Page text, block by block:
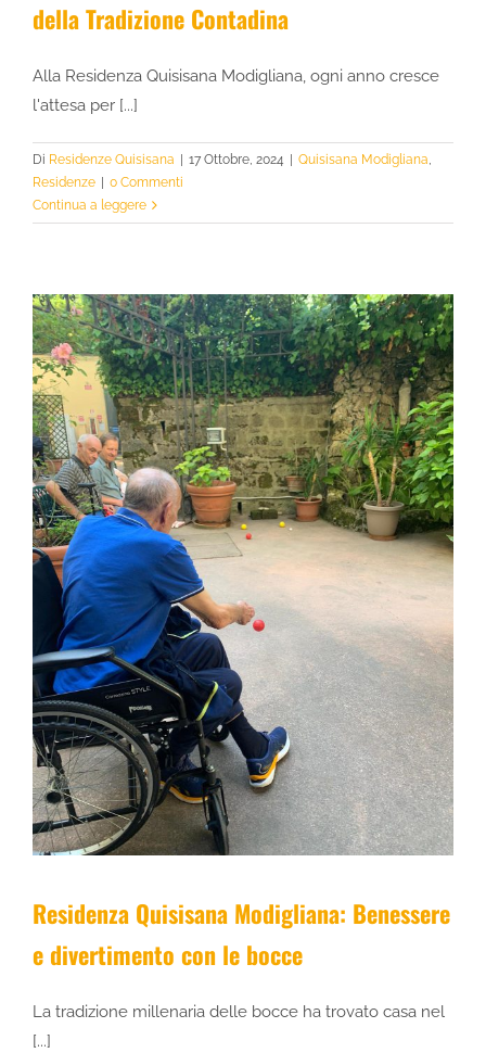
della Tradizione Contadina
Alla Residenza Quisisana Modigliana, ogni anno cresce
l'attesa per [...]
Di Residenze Quisisana 17 Ottobre, 2024 Quisisana Modigliana,
Residenze
0 Commenti
Continua a leggere
Residenza Quisisana Modigliana: Benessere
e divertimento con le bocce
La tradizione millenaria delle bocce ha trovato casa nel
[...]